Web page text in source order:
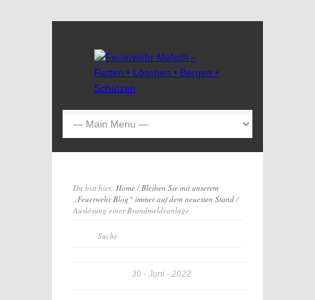
Du bist hier: Home/Bleiben Sie mit unserem
„Feuerwehr Blog“ immer auf dem neuesten Stand/
Auslösung einer Brandmeldeanlage
30 Juni 2022